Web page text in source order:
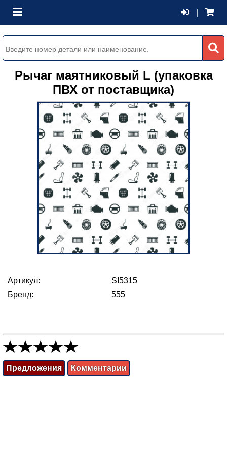
Рычаг маятниковый L (упаковка
ПВХ от поставщика)
Артикул:
SI5315
Бренд:
555
Предложения Комментарии